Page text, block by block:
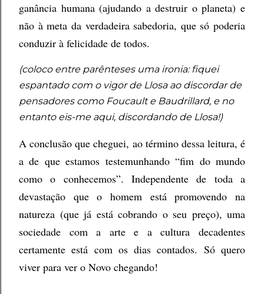
ganância humana (ajudando a destruir o planeta) e
não à meta da verdadeira sabedoria, que só poderia
conduzir à felicidade de todos.
(coloco entre parênteses uma ironia: fiquei
espantado com o vigor de Llosa ao discordar de
pensadores como Foucault e Baudrillard, e no
entanto eis-me aqui, discordando de Llosa!)
A conclusão que cheguei, ao término dessa leitura, é
a de que estamos testemunhando “fim do mundo
como o conhecemos”. Independente de toda a
devastação que o homem está promovendo na
natureza (que já está cobrando o seu preço), uma
sociedade com a arte e a cultura decadentes
certamente está com os dias contados. Só quero
viver para ver o Novo chegando!